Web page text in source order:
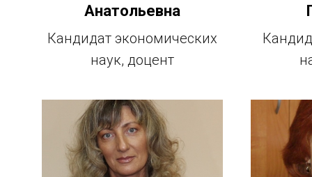
Анатольевна
Кандидат экономических
наук, доцент